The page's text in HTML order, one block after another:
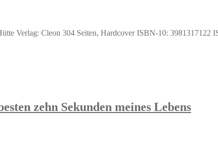
Verlag: Cleon 304 Seiten, Hardcover ISBN-10: 3981317122
zehn Sekunden meines Lebens